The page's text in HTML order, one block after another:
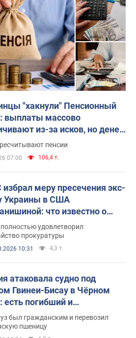
"хакнули" Пенсионный
выплаты массово
из-за исков, но денег
пенсии
07:00 106,4 т.
меру пресечения экс-
Украины в США
что известно о
удовлетворил
прокуратуры
10:31 4,3 т.
атаковала судно под
Гвинеи-Бисау в Чёрном
есть погибший и
был гражданским и перевозил
пшеницу